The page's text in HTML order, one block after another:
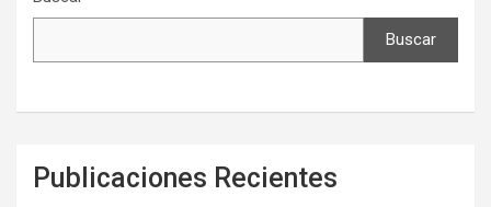
Buscar
Publicaciones Recientes